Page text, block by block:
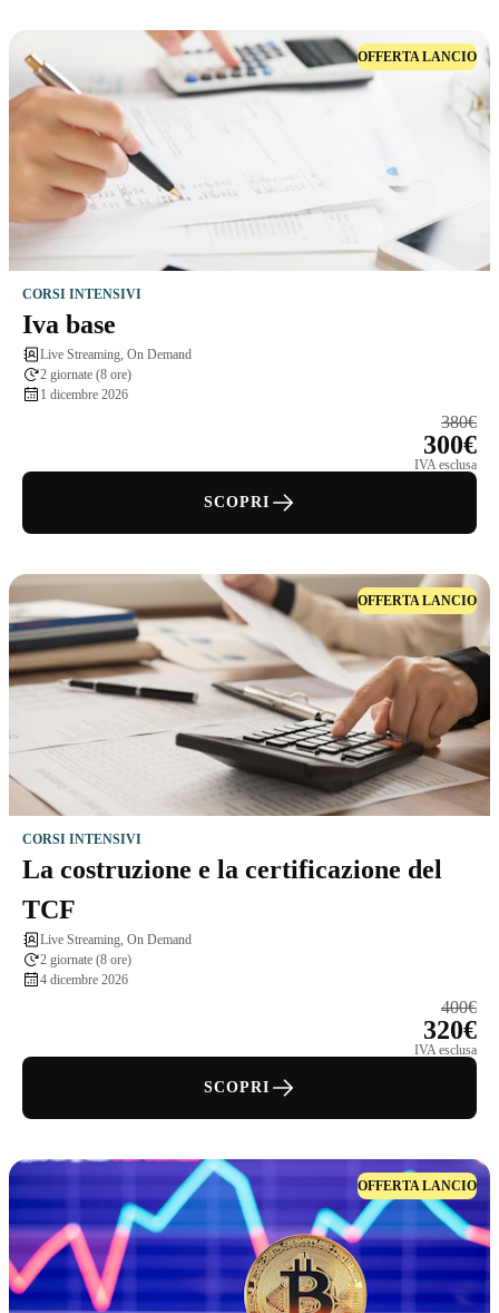
OFFERTA LANCIO
CORSI INTENSIVI
Iva base
Live Streaming, On Demand
2 giornate (8 ore)
1 dicembre 2026
380€
300€
IVA esclusa
SCOPRI
OFFERTA LANCIO
CORSI INTENSIVI
La costruzione e la certificazione del
TCF
Live Streaming, On Demand
2 giornate (8 ore)
4 dicembre 2026
400€
320€
IVA esclusa
SCOPRI
OFFERTA LANCIO